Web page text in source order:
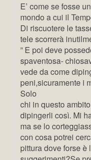
E’ come se fosse
mondo a cui il
Di riscuotere le
tele scorrerà
” E poi deve
spaventosa-
vede da come
peni,sicuramente i
Solo
chi in questo
dipingerli così. Mi
ma se lo
con cosa potrei
pittura dove forse è